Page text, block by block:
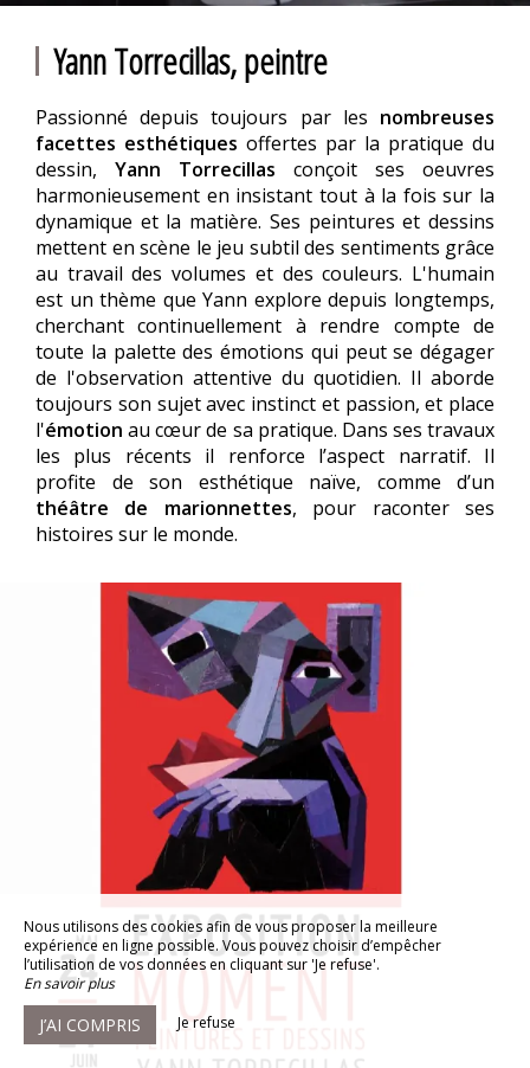
Yann Torrecillas, peintre
Passionné depuis toujours par les nombreuses
facettes esthétiques offertes par la pratique du
dessin, Yann Torrecillas conçoit ses oeuvres
harmonieusement en insistant tout à la fois sur la
dynamique et la matière. Ses peintures et dessins
mettent en scène le jeu subtil des sentiments grâce
au travail des volumes et des couleurs. L'humain
est un thème que Yann explore depuis longtemps,
cherchant continuellement à rendre compte de
toute la palette des émotions qui peut se dégager
de l'observation attentive du quotidien. Il aborde
toujours son sujet avec instinct et passion, et place
l'émotion au cœur de sa pratique. Dans ses travaux
les plus récents il renforce l’aspect narratif. Il
profite de son esthétique naïve, comme d’un
théâtre de marionnettes, pour raconter ses
histoires sur le monde.
Nous utilisons des cookies afin de vous proposer la meilleure
expérience en ligne possible. Vous pouvez choisir d’empêcher
l’utilisation de vos données en cliquant sur 'Je refuse'.
En savoir plus
J’AI COMPRIS Je refuse